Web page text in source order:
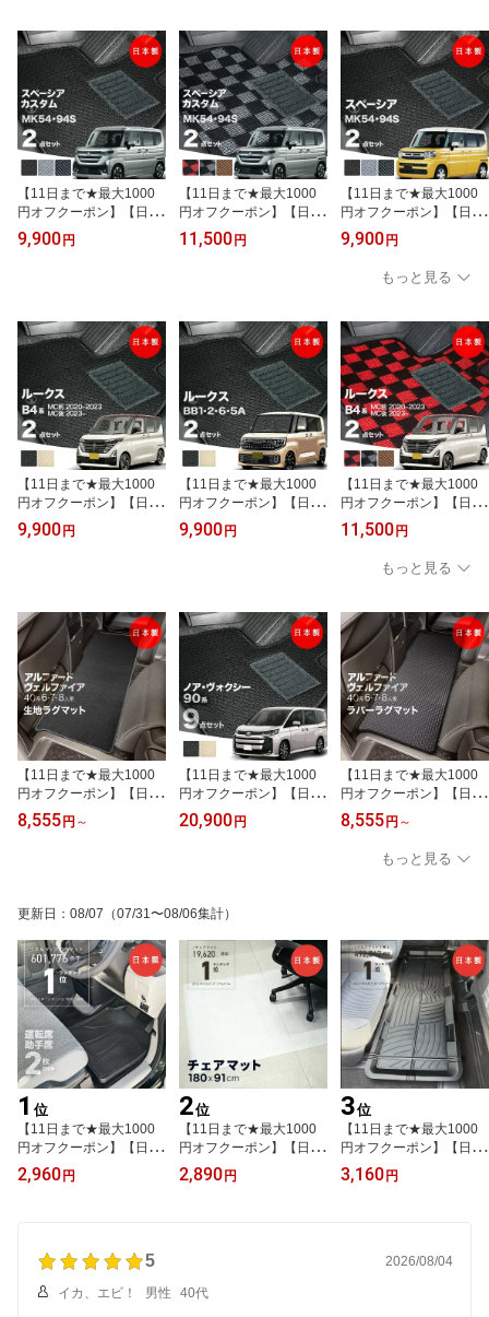
【11日まで★最大1000
円オフクーポン】【日本
製】フロアマット スズキ
新型 スペーシア カスタ
正タイプ カーペット 汚
れ防止 内装パーツ ドレ
スアップ 送料無料
9,900円
【11日まで★最大1000
円オフクーポン】【日本
製】フロアマット スズキ
新型 スペーシア カスタ
正タイプ カーペット チ
ェック柄 汚れ防止 内装
パーツ ドレスアップ 送
料無料
11,500円
【11日まで★最大1000
円オフクーポン】【日本
製】フロアマット スズキ
新型 スペーシア MK54S
MK94S 対応 2点セット A
シリーズ カーマット フ
カーペット 汚れ防止 内
装パーツ ドレスアップ
送料無料
9,900円
もっと見る
【11日まで★最大1000
円オフクーポン】【日本
製】日産 ルークス フロ
アマット B44A/B45A/B4
020年3月~2025月8月」
汚れ防止 送料無料
9,900円
【11日まで★最大1000
円オフクーポン】【日本
製】フロアマット 日産
新型 ルークス BB1A/BB2
イプ カーペット 汚れ防
止 内装パーツ ドレスア
ップ 送料無料
9,900円
【11日まで★最大1000
円オフクーポン】【日本
製】日産 ルークス フロ
アマット B44A/B45A/B4
7A/B48A 対応 2点セット
Pシリーズ チェック柄 高
プ カーペット「2020年3
月~2025月8月」汚れ防
止 送料無料
11,500円
もっと見る
【11日まで★最大1000
円オフクーポン】【日本
製】トヨタ 新型 アルフ
ァード / ヴェルファイア
地 ゴム カーペット 汚れ
防止 キズ防止 カーマッ
ト 水洗い 後部座席 車マ
ット 送料無料
8,555円 ～
【11日まで★最大1000
円オフクーポン】【日本
製】トヨタ 新型 ノア・
ヴォクシー 90系 7人・8
ト Aシリーズ カーマット
純正タイプ カーペット
汚れ防止 送料無料
20,900円
【11日まで★最大1000
円オフクーポン】【日本
製】トヨタ 新型 アルフ
ァード / ヴェルファイア
40系 45系 フロアマット
ラグマット 2列目用 6・
ト 水洗い OK 後部座席
車マット 送料無料
8,555円 ～
もっと見る
更新日 ： 08/07 （07/31〜08/06集計）
1 位
【11日まで★最大1000
円オフクーポン】【日本
製】汎用 3D フロアマッ
ト 2枚セット 運転席 助手
体マット 防水 バケット
車中泊 ハイエース 送料
2,960円
2位
【11日まで★最大1000
円オフクーポン】【日本
製】チェアマット 透明
約1800×910×1.5mm フ
チンマット 防水 ゲーミ
2,890円
3位
【11日まで★最大1000
円オフクーポン】【日本
製】ミニバン用 バケット
マット フロアマット 3D
座席 2列目 3列目 釣り 車
3,160円
5 2026/08/04
イカ、エビ！ 男性 40代